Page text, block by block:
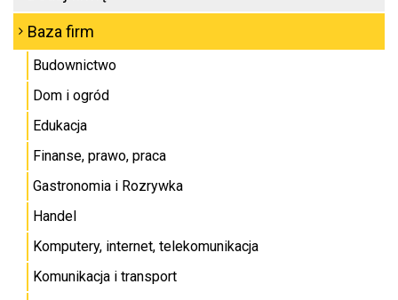
Baza firm
Budownictwo
Dom i ogród
Edukacja
Finanse, prawo, praca
Gastronomia i Rozrywka
Handel
Komputery, internet, telekomunikacja
Komunikacja i transport